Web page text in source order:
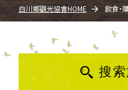
白川鄉觀光協會HOME 飲食・
搜